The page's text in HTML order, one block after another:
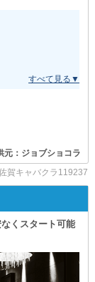
もあり
元：ジョブショコラ
賀キャバクラ119237
くスタート可能